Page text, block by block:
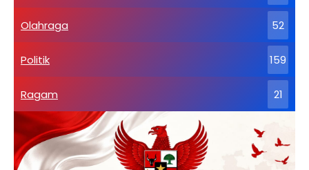
Olahraga 52
Politik 159
Ragam 21